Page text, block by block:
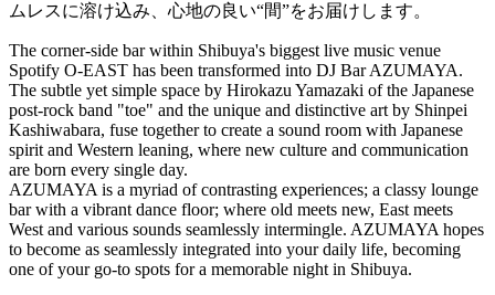
ムレスに溶け込み、心地の良い“間”をお届けします。
The corner-side bar within Shibuya's biggest live music venue
Spotify O-EAST has been transformed into DJ Bar AZUMAYA.
The subtle yet simple space by Hirokazu Yamazaki of the Japanese
post-rock band "toe" and the unique and distinctive art by Shinpei
Kashiwabara, fuse together to create a sound room with Japanese
spirit and Western leaning, where new culture and communication
are born every single day.
AZUMAYA is a myriad of contrasting experiences; a classy lounge
bar with a vibrant dance floor; where old meets new, East meets
West and various sounds seamlessly intermingle. AZUMAYA hopes
to become as seamlessly integrated into your daily life, becoming
one of your go-to spots for a memorable night in Shibuya.